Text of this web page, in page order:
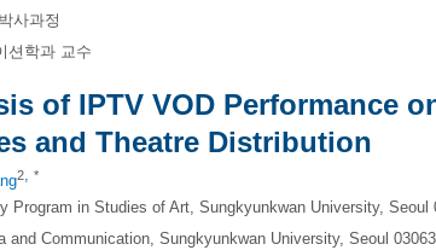
사과정
션학과 교수
of IPTV VOD Performance
and Theatre Distribution
2, *
Program in Studies of Art, Sungkyunkwan University, Seoul
and Communication, Sungkyunkwan University, Seoul